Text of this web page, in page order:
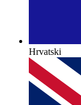
Hrvatski